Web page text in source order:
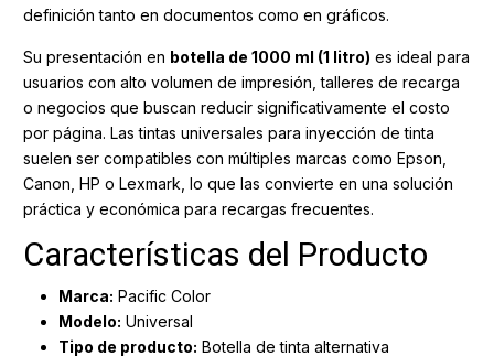
definición tanto en documentos como en gráficos.
Su presentación en botella de 1000 ml (1 litro) es ideal para
usuarios con alto volumen de impresión, talleres de recarga
o negocios que buscan reducir significativamente el costo
por página. Las tintas universales para inyección de tinta
suelen ser compatibles con múltiples marcas como Epson,
Canon, HP o Lexmark, lo que las convierte en una solución
práctica y económica para recargas frecuentes.
Características del Producto
Marca: Pacific Color
Modelo: Universal
Tipo de producto: Botella de tinta alternativa